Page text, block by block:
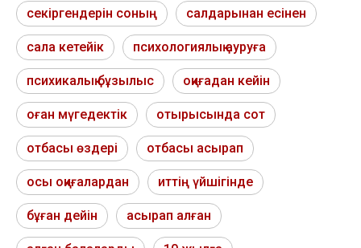
секіргендерін соның салдарынан есінен
сала кетейік психологиялық ауруға
психикалық бұзылыс оқиғадан кейін
оған мүгедектік отырысында сот
отбасы өздері отбасы асырап
осы оқиғалардан иттің үйшігінде
бұған дейін асырап алған